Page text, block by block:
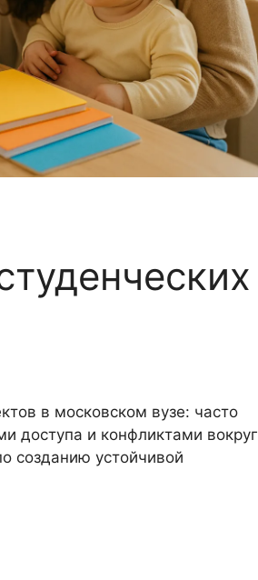
в московском вузе: часто
доступа и конфликтами вокруг
созданию устойчивой